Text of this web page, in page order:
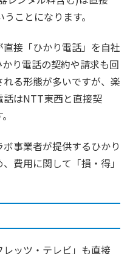
ことになります。
接「ひかり電話」を自社
り電話の契約や請求も回
る形態が多いですが、楽
はNTT東西と直接契
事業者が提供するひかり
費用に関して「損・得」
ッツ・テレビ」も直接